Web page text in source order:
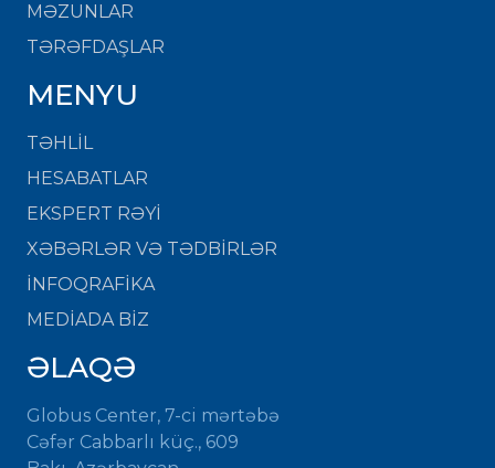
MƏZUNLAR
TƏRƏFDAŞLAR
MENYU
TƏHLİL
HESABATLAR
EKSPERT RƏYİ
XƏBƏRLƏR VƏ TƏDBİRLƏR
İNFOQRAFİKA
MEDİADA BİZ
ƏLAQƏ
Globus Center, 7-ci mərtəbə
Cəfər Cabbarlı küç., 609